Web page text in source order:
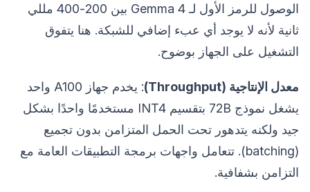
الوصول للرمز الأول لـ Gemma 4 بين 200-400 مللي
ثانية لأنه لا يوجد أي عبء إضافي للشبكة. هنا يتفوق
التشغيل على الجهاز بوضوح.
معدل الإنتاجية (Throughput)
: يخدم جهاز A100 واحد
يشغل نموذج 72B بتقسيم INT4 مستخدمًا واحدًا بشكل
جيد ولكنه يتدهور تحت الحمل المتزامن بدون تجميع
(batching). تتعامل واجهات برمجة التطبيقات العامة مع
التزامن بشفافية.